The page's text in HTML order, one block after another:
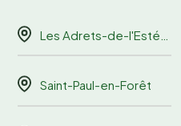
Les Adrets-de-l'Estérel
Saint-Paul-en-Forêt